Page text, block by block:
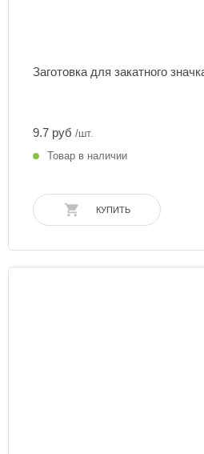
Заготовка для закатного
9.7 руб /шт.
Товар в наличии
КУПИТЬ